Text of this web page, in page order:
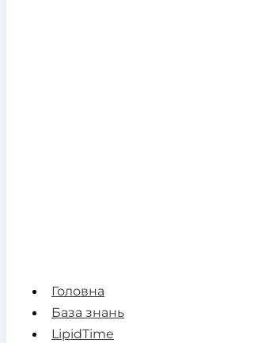
Головна
База знань
LipidTime